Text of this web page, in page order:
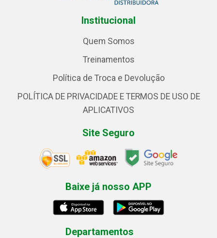
Institucional
Quem Somos
Treinamentos
Política de Troca e Devolução
POLÍTICA DE PRIVACIDADE E TERMOS DE USO DE
APLICATIVOS
Site Seguro
Baixe já nosso APP
Departamentos